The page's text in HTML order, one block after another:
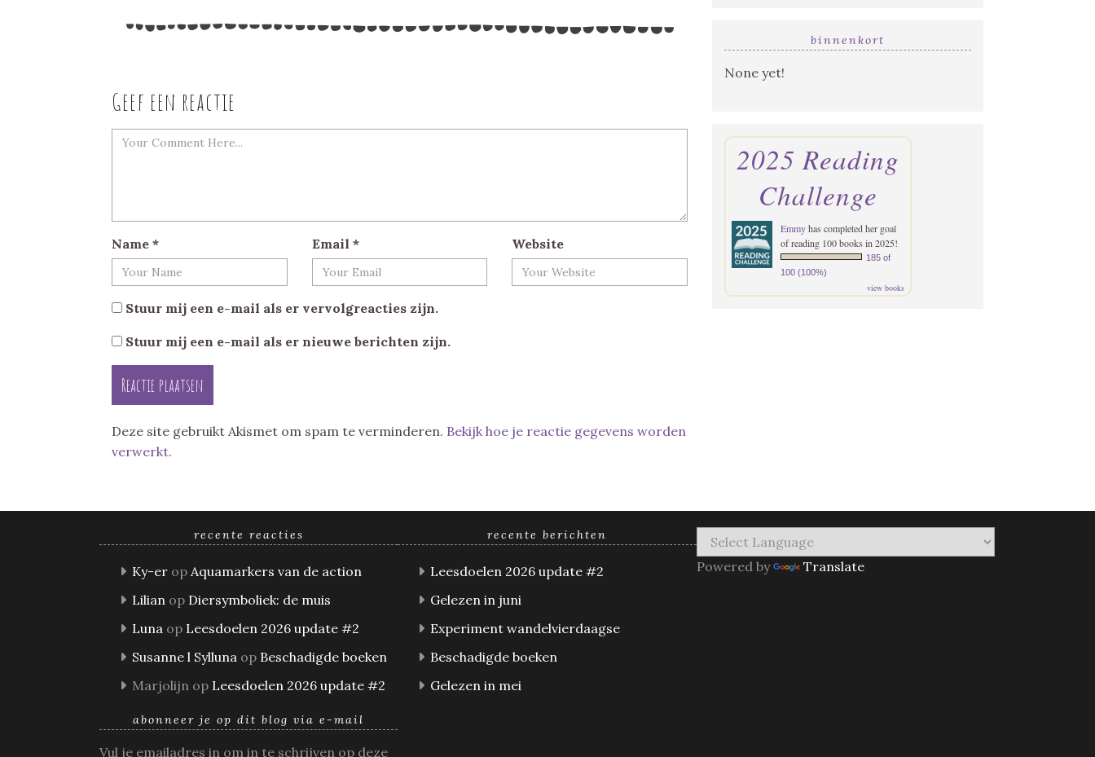
Geef een reactie
Name * Email * Website
Stuur mij een e-mail als er vervolgreacties zijn.
Stuur mij een e-mail als er nieuwe berichten zijn.
Deze site gebruikt Akismet om spam te verminderen. Bekijk hoe je reactie gegevens worden
verwerkt.
binnenkort
None yet!
2025 Reading
Challenge
Emmyhas completed her goal
of reading 100 books in 2025!
185 of
100 (100%)
view books
recente reacties
Ky-er op Aquamarkers van de action
Lilian op Diersymboliek: de muis
Luna op Leesdoelen 2026 update #2
Susanne l Sylluna op Beschadigde boeken
Marjolijn op Leesdoelen 2026 update #2
recente berichten
Leesdoelen 2026 update #2
Gelezen in juni
Experiment wandelvierdaagse
Beschadigde boeken
Gelezen in mei
Powered by Translate
abonneer je op dit blog via e-mail
Vul je emailadres in om in te schrijven op deze